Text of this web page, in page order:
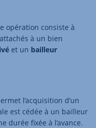
opération consiste à
à un bien
et un bailleur
l’acquisition d’un
est cédée à un bailleur
durée fixée à l’avance.